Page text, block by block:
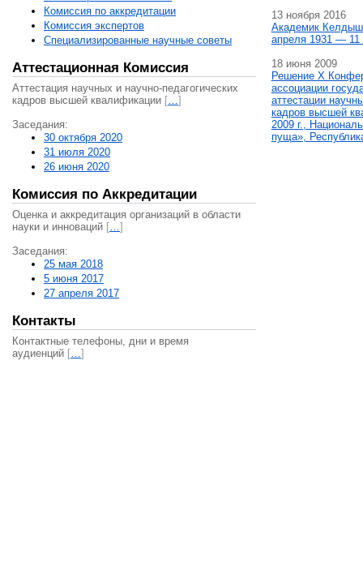
Комиссия по аккредитации
Комиссия экспертов
Специализированные научные советы
Аттестационная Комиссия
Аттестация научных и научно-педагогических
кадров высшей квалификации […]
Заседания:
30 октября 2020
31 июля 2020
26 июня 2020
Комиссия по Аккредитации
Оценка и аккредитация организаций в области
науки и инноваций […]
Заседания:
25 мая 2018
5 июня 2017
27 апреля 2017
Контакты
Контактные телефоны, дни и время
аудиенций […]
13 ноября 2016
Академик
апреля 1931 — 11
18 июня 2009
Решение X
ассоциации
аттестации
кадров высшей
2009 г.,
пуща»,